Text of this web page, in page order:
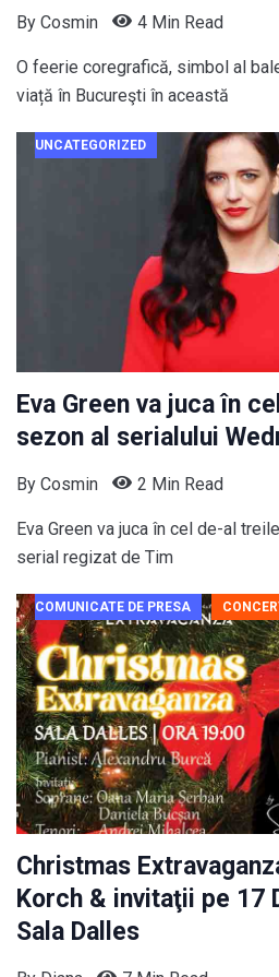
By Cosmin 4 Min Read
O feerie coregrafică, simbol al
viață în Bucureşti în această
UNCATEGORIZED
Eva Green va juca în
sezon al serialului
By Cosmin 2 Min Read
Eva Green va juca în cel de-al
serial regizat de Tim
COMUNICATE DE PRESA
Christmas
Korch & invitaţii pe 17
Sala Dalles